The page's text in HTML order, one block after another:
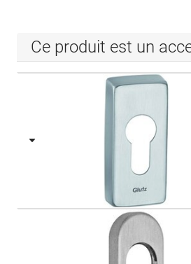
Ce produit est un